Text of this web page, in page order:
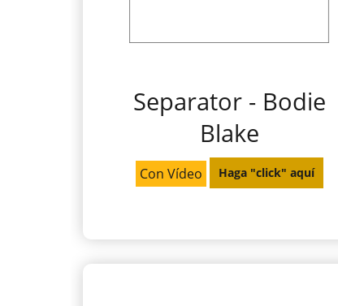
Separator - Bodie
Blake
Con Vídeo Haga "click" aquí